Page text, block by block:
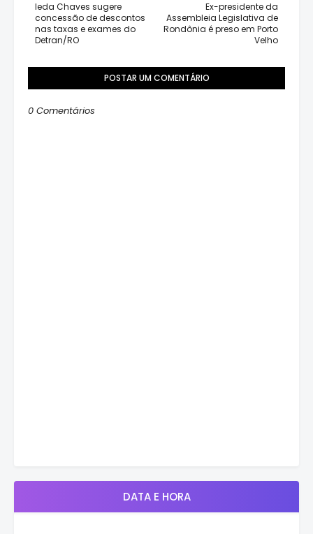
Ex-presidente da
Assembleia Legislativa de
Rondônia é preso em Porto
Velho
Ieda Chaves sugere
concessão de descontos
nas taxas e exames do
Detran/RO
POSTAR UM COMENTÁRIO
0 Comentários
DATA E HORA